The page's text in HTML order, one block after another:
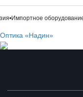
•Импортное оборудование•
Оптика «Надин»